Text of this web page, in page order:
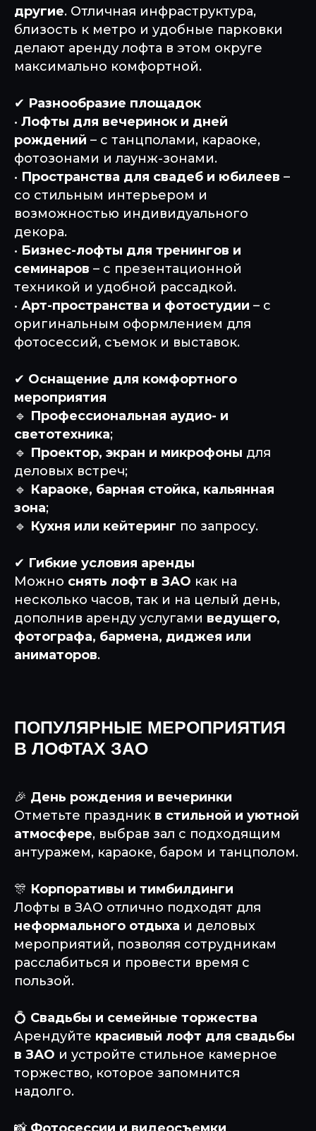
другие. Отличная инфраструктура,
близость к метро и удобные парковки
делают аренду лофта в этом округе
максимально комфортной.
✔ Разнообразие площадок
• Лофты для вечеринок и дней
рождений – с танцполами, караоке,
фотозонами и лаунж-зонами.
• Пространства для свадеб и юбилеев –
со стильным интерьером и
возможностью индивидуального
декора.
• Бизнес-лофты для тренингов и
семинаров – с презентационной
техникой и удобной рассадкой.
• Арт-пространства и фотостудии – с
оригинальным оформлением для
фотосессий, съемок и выставок.
✔ Оснащение для комфортного
мероприятия
🔹 Профессиональная аудио- и
светотехника;
🔹 Проектор, экран и микрофоны для
деловых встреч;
🔹 Караоке, барная стойка, кальянная
зона;
🔹 Кухня или кейтеринг по запросу.
✔ Гибкие условия аренды
Можно снять лофт в ЗАО как на
несколько часов, так и на целый день,
дополнив аренду услугами ведущего,
фотографа, бармена, диджея или
аниматоров.
ПОПУЛЯРНЫЕ МЕРОПРИЯТИЯ
В ЛОФТАХ ЗАО
🎉 День рождения и вечеринки
Отметьте праздник в стильной и уютной
атмосфере, выбрав зал с подходящим
антуражем, караоке, баром и танцполом.
🎊 Корпоративы и тимбилдинги
Лофты в ЗАО отлично подходят для
неформального отдыха и деловых
мероприятий, позволяя сотрудникам
расслабиться и провести время с
пользой.
💍 Свадьбы и семейные торжества
Арендуйте красивый лофт для свадьбы
в ЗАО и устройте стильное камерное
торжество, которое запомнится
надолго.